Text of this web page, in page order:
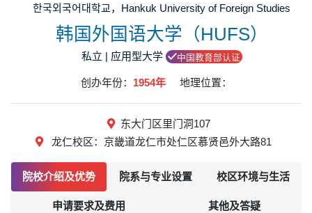
한국외국어대학교，Hankuk University of Foreign Studies
韩国外国语大学（HUFS）
私立 | 应用型大学 中国教育部认证
创办年份： 1954年 地理位置：
东大门区里门洞107
龙仁校区：京畿道龙仁市处仁区慕贤邑外大路81
院校介绍及优势 院系与专业设置 校区环境与生活
申请要求及费用 其他及答疑